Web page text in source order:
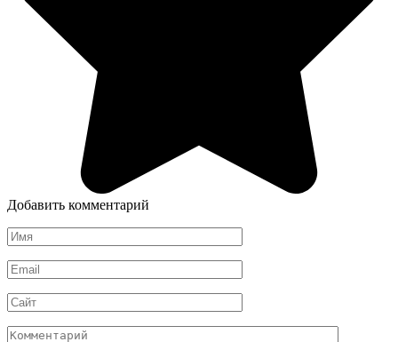
Добавить комментарий
Имя
*
Email
*
Сайт
Комментарий